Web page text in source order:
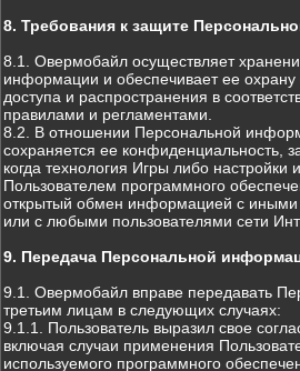
8. Требования к защите
8.1. Овермобайл осуществляет
информации и обеспечивает ее охрану
доступа и распространения в
правилами и регламентами.
8.2. В отношении Персональной
сохраняется ее конфиденциальность,
когда технология Игры либо настройки
Пользователем программного
открытый обмен информацией с иными
или с любыми пользователями сети
9. Передача Персональной
9.1. Овермобайл вправе передавать
третьим лицам в следующих случаях:
9.1.1. Пользователь выразил свое
включая случаи применения
используемого программного